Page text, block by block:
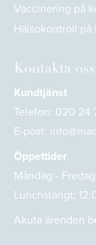
Vaccinering på
Hälsokontroll på
Kontakta oss
Kundtjänst
Telefon: 020 24
E-post:
Öppettider
Måndag -
Lunchstängt:
Akuta ärenden